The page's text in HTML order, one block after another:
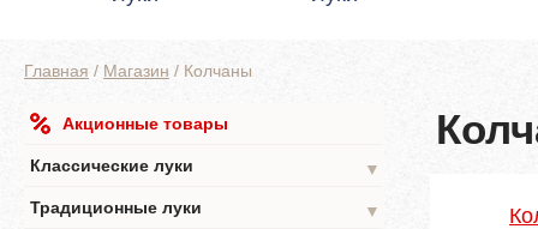
Главная / Магазин / Колчаны
Акционные товары
Классические луки
▼
Традиционные луки
▼